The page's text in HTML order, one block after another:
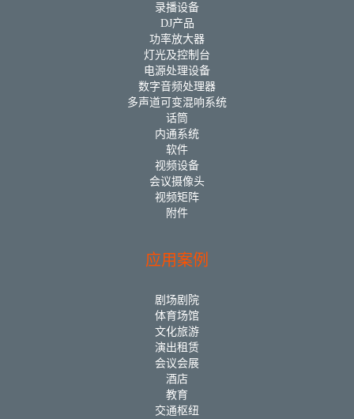
录播设备
DJ产品
功率放大器
灯光及控制台
电源处理设备
数字音频处理器
多声道可变混响系统
话筒
内通系统
软件
视频设备
会议摄像头
视频矩阵
附件
应用案例
剧场剧院
体育场馆
文化旅游
演出租赁
会议会展
酒店
教育
交通枢纽